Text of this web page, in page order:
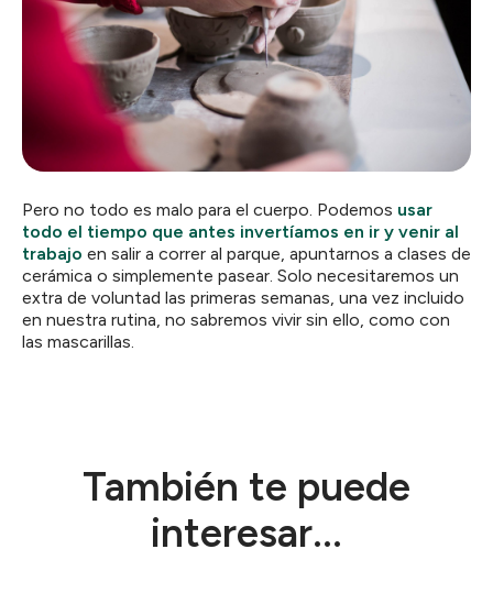
Pero no todo es malo para el cuerpo. Podemos usar
todo el tiempo que antes invertíamos en ir y venir al
trabajo en salir a correr al parque, apuntarnos a clases de
cerámica o simplemente pasear. Solo necesitaremos un
extra de voluntad las primeras semanas, una vez incluido
en nuestra rutina, no sabremos vivir sin ello, como con
las mascarillas.
También te puede
interesar...